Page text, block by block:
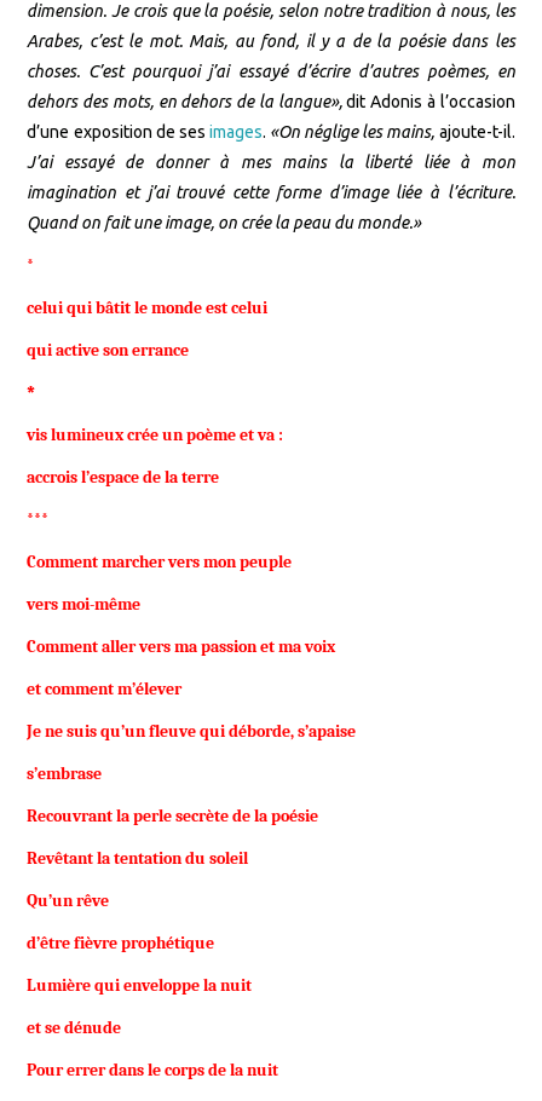
dimension. Je crois que la poésie, selon notre tradition à nous, les
Arabes, c’est le mot. Mais, au fond, il y a de la poésie dans les
choses. C’est pourquoi j’ai essayé d’écrire d’autres poèmes, en
dehors des mots, en dehors de la langue»,dit Adonis à l’occasion
d’une exposition de ses images. «On néglige les mains, ajoute-t-il.
J’ai essayé de donner à mes mains la liberté liée à mon
imagination et j’ai trouvé cette forme d’image liée à l’écriture.
Quand on fait une image, on crée la peau du monde.»
*
celui qui bâtit le monde est celui
qui active son errance
*
vis lumineux crée un poème et va :
accrois l’espace de la terre
***
Comment marcher vers mon peuple
vers moi-même
Comment aller vers ma passion et ma voix
et comment m’élever
Je ne suis qu’un fleuve qui déborde, s’apaise
s’embrase
Recouvrant la perle secrète de la poésie
Revêtant la tentation du soleil
Qu’un rêve
d’être fièvre prophétique
Lumière qui enveloppe la nuit
et se dénude
Pour errer dans le corps de la nuit